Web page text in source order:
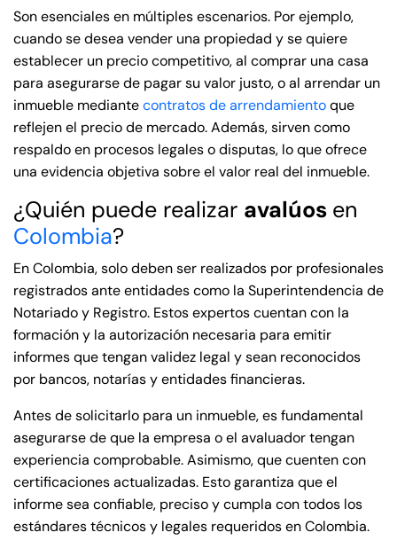
Son esenciales en múltiples escenarios. Por ejemplo,
cuando se desea vender una propiedad y se quiere
establecer un precio competitivo, al comprar una casa
para asegurarse de pagar su valor justo, o al arrendar un
inmueble mediantecontratos de arrendamientoque
reflejen el precio de mercado. Además, sirven como
respaldo en procesos legales o disputas, lo que ofrece
una evidencia objetiva sobre el valor real del inmueble.
¿Quién puede realizar avalúos en
Colombia?
En Colombia, solo deben ser realizados por profesionales
registrados ante entidades como la Superintendencia de
Notariado y Registro. Estos expertos cuentan con la
formación y la autorización necesaria para emitir
informes que tengan validez legal y sean reconocidos
por bancos, notarías y entidades financieras.
Antes de solicitarlo para un inmueble, es fundamental
asegurarse de que la empresa o el avaluador tengan
experiencia comprobable. Asimismo, que cuenten con
certificaciones actualizadas. Esto garantiza que el
informe sea confiable, preciso y cumpla con todos los
estándares técnicos y legales requeridos en Colombia.